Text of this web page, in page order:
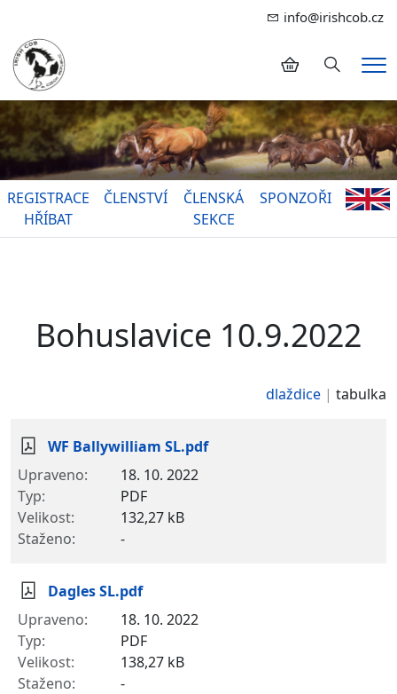
info@irishcob.cz
Hledání
REGISTRACE
HŘÍBAT
ČLENSTVÍ
ČLENSKÁ
SEKCE
SPONZOŘI
Bohuslavice 10.9.2022
dlaždice tabulka
WF Ballywilliam SL.pdf
18. 10. 2022
PDF
132,27 kB
-
Dagles SL.pdf
18. 10. 2022
PDF
138,27 kB
-